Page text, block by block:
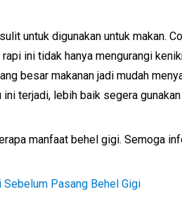
untuk digunakan untuk makan.
ini tidak hanya mengurangi
besar makanan jadi mudah
terjadi, lebih baik segera
manfaat behel gigi. Semoga
Sebelum Pasang Behel Gigi